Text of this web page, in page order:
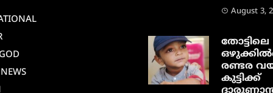
August 3,
തോട്ടിലെ
രണ്ടര
കുട്ടിക്ക്